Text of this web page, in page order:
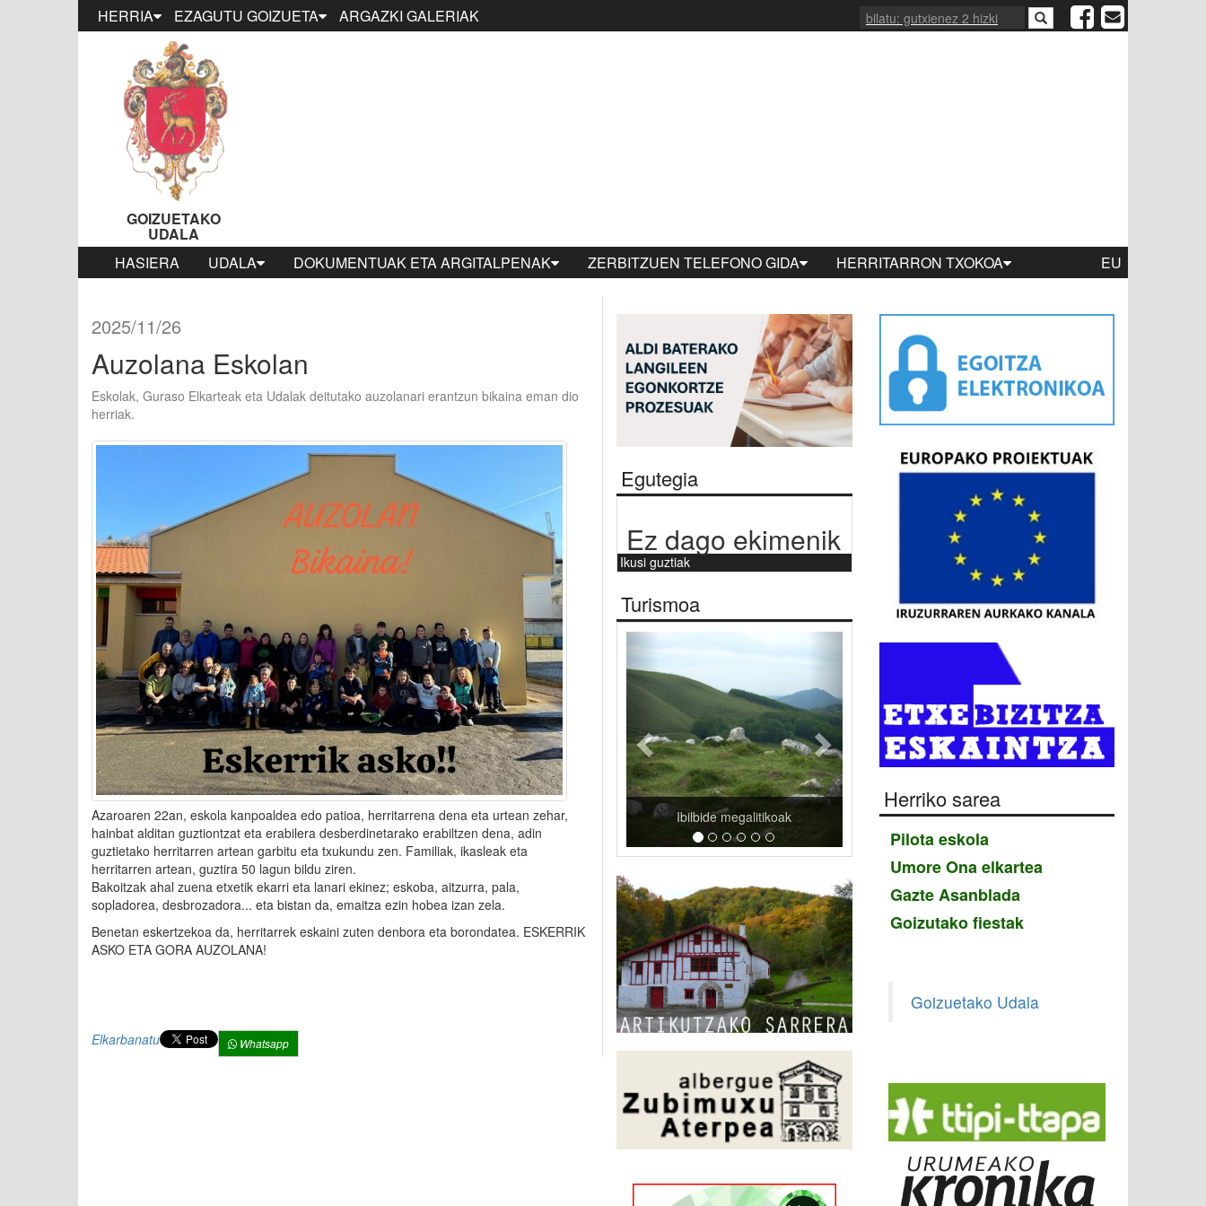
HERRIA EZAGUTU GOIZUETA ARGAZKI GALERIAK
GOIZUETAKO
UDALA
HASIERA
UDALA DOKUMENTUAK ETA ARGITALPENAK ZERBITZUEN TELEFONO GIDA HERRITARRON TXOKOA EU
2025/11/26
Auzolana Eskolan
Eskolak, Guraso Elkarteak eta Udalak deitutako auzolanari erantzun bikaina eman dio
herriak.
Azaroaren 22an, eskola kanpoaldea edo patioa, herritarrena dena eta urtean zehar,
hainbat alditan guztiontzat eta erabilera desberdinetarako erabiltzen dena, adin
guztietako herritarren artean garbitu eta txukundu zen. Familiak, ikasleak eta
herritarren artean, guztira 50 lagun bildu ziren.
Bakoitzak ahal zuena etxetik ekarri eta lanari ekinez; eskoba, aitzurra, pala,
sopladorea, desbrozadora... eta bistan da, emaitza ezin hobea izan zela.
Benetan eskertzekoa da, herritarrek eskaini zuten denbora eta borondatea. ESKERRIK
ASKO ETA GORA AUZOLANA!
Elkarbanatu Whatsapp
Egutegia
Ez dago ekimenik
Ikusi guztiak
Turismoa
Ibilbide megalitikoak
Aurrekoa Hurrengoa
Herriko sarea
Pilota eskola
Umore Ona elkartea
Gazte Asanblada
Goizutako fiestak
Goizuetako Udala